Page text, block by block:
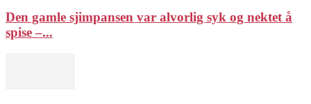
Den gamle sjimpansen var alvorlig syk og nektet å
spise –...